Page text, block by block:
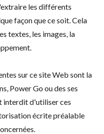
les différents
façon que ce soit. Cela
textes, les images, la
sur ce site Web sont la
Power Go ou des ses
interdit d'utiliser ces
écrite préalable